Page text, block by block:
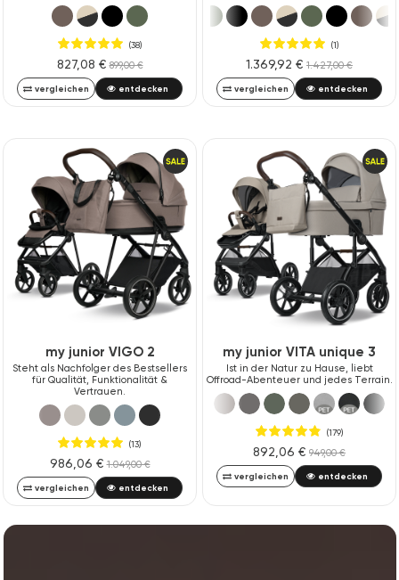
(38)
827,08 € 899,00 €
entdecken
vergleichen
(1)
1.369,92 € 1.427,00 €
entdecken
vergleichen
my junior VIGO 2
Steht als Nachfolger des Bestsellers
für Qualität, Funktionalität &
Vertrauen.
(13)
986,06 € 1.049,00 €
entdecken
vergleichen
my junior VITA unique 3
Ist in der Natur zu Hause, liebt
Offroad-Abenteuer und jedes Terrain.
(179)
892,06 € 949,00 €
entdecken
vergleichen